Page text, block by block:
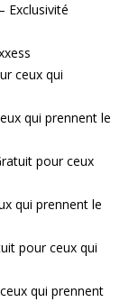
Exclusivité
ceux qui
qui prennent le
pour ceux
qui prennent le
pour ceux qui
qui prennent